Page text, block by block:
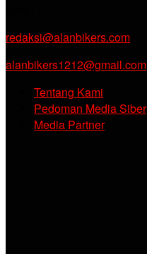
redaksi@alanbikers.com
alanbikers1212@gmail.com
Tentang Kami
Pedoman Media Siber
Media Partner